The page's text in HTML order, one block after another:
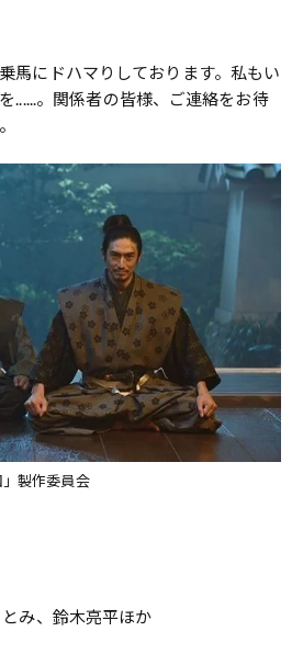
馬にドハマりしております。私もい
......。関係者の皆様、ご連絡をお待
製作委員会
み、鈴木亮平ほか